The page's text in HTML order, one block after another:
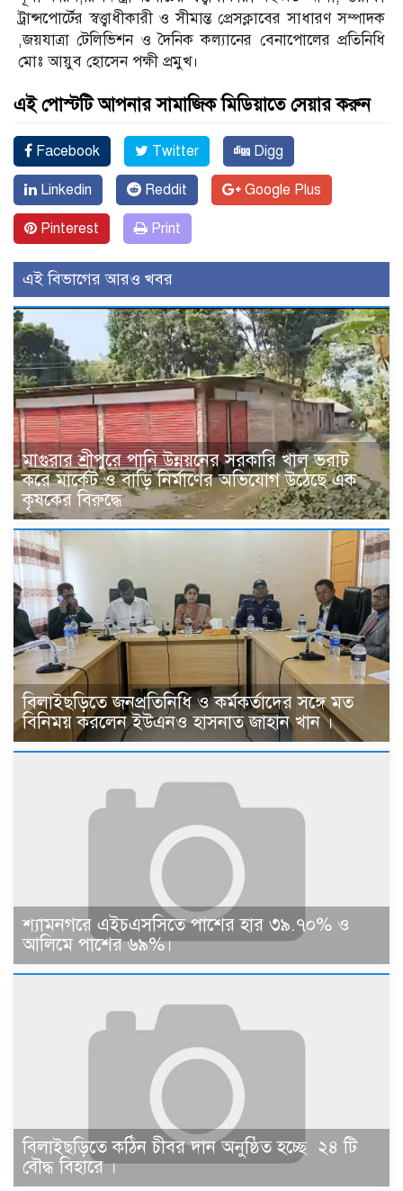
ট্রান্সপোর্টের স্বত্ত্বাধীকারী ও সীমান্ত প্রেসক্লাবের সাধারণ সম্পাদক
,জয়যাত্রা টেলিভিশন ও দৈনিক কল্যানের বেনাপোলের প্রতিনিধি
মোঃ আয়ুব হোসেন পক্ষী প্রমুখ।
এই পোস্টটি আপনার সামাজিক মিডিয়াতে সেয়ার করুন
Facebook Twitter Digg
Linkedin Reddit Google Plus
Pinterest Print
এই বিভাগের আরও খবর
মাগুরার শ্রীপুরে পানি উন্নয়নের সরকারি খাল ভরাট
করে মার্কেট ও বাড়ি নির্মাণের অভিযোগ উঠেছে এক
কৃষকের বিরুদ্ধে
বিলাইছড়িতে জনপ্রতিনিধি ও কর্মকর্তাদের সঙ্গে মত
বিনিময় করলেন ইউএনও হাসনাত জাহান খান ।
শ্যামনগরে এইচএসসিতে পাশের হার ৩৯.৭০% ও
আলিমে পাশের ৬৯%।
বিলাইছড়িতে কঠিন চীবর দান অনুষ্ঠিত হচ্ছে ২৪ টি
বৌদ্ধ বিহারে ।